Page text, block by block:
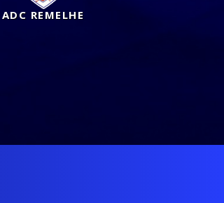
ADC REMELHE